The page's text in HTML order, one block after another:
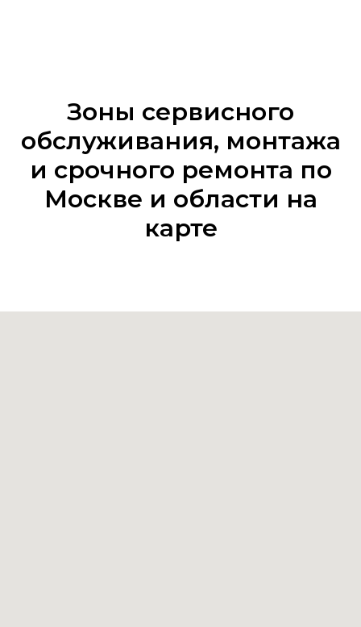
Зоны сервисного
обслуживания, монтажа
и срочного ремонта по
Москве и области на
карте